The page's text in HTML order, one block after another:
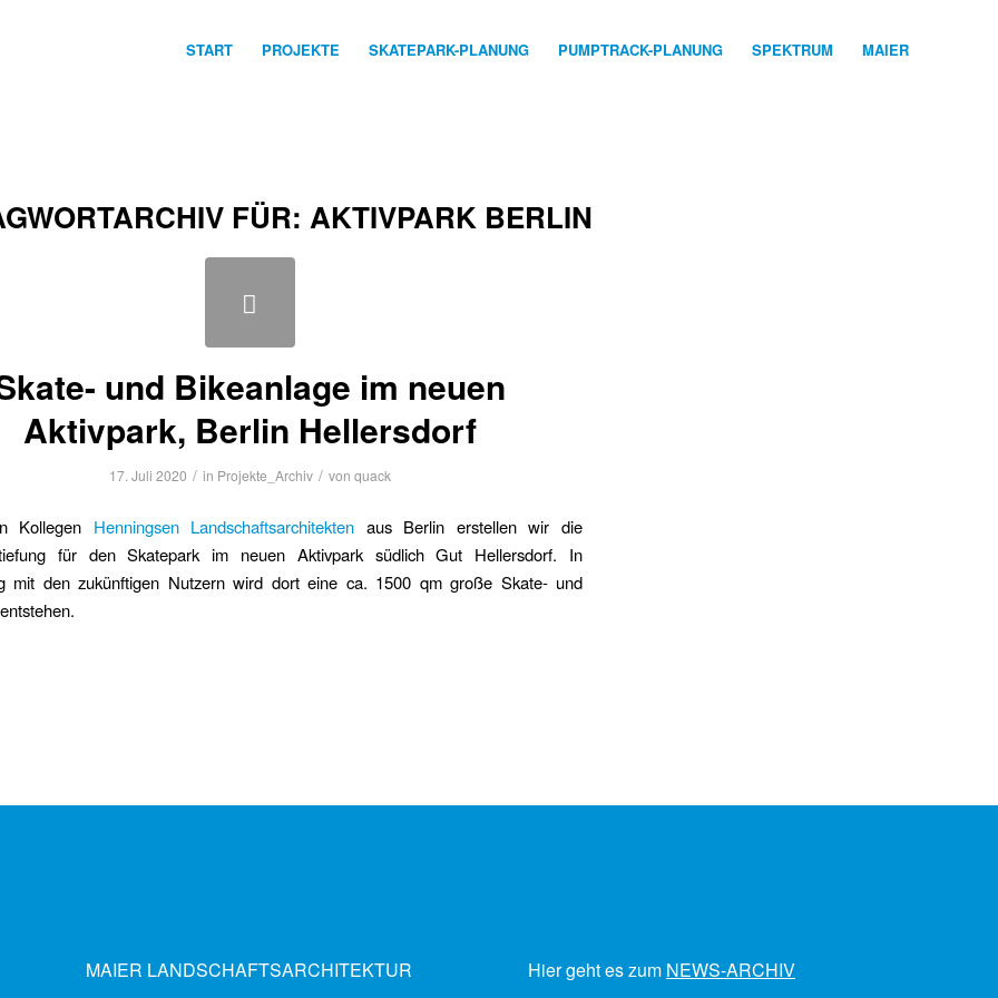
START PROJEKTE SKATEPARK-PLANUNG PUMPTRACK-PLANUNG SPEKTRUM MAIER
FÜR: AKTIVPARK BERLIN
und Bikeanlage im neuen
Aktivpark, Berlin Hellersdorf
17. Juli 2020 / in Projekte_Archiv / von quack
Kollegen Henningsen Landschaftsarchitekten aus Berlin erstellen wir die
für den Skatepark im neuen Aktivpark südlich Gut Hellersdorf. In
mit den zukünftigen Nutzern wird dort eine ca. 1500 qm große Skate- und
MAIER LANDSCHAFTSARCHITEKTUR Hier geht es zum NEWS-ARCHIV